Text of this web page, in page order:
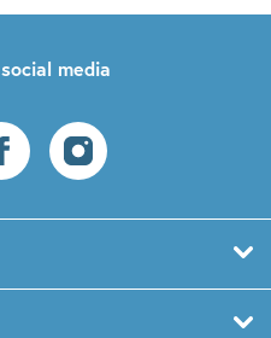
media